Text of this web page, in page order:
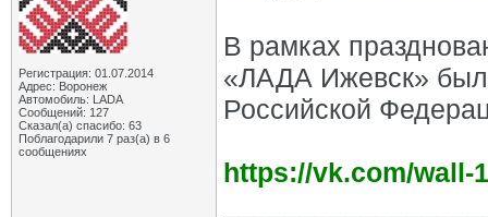
Регистрация: 01.07.2014
Адрес: Воронеж
Автомобиль: LADA
Сообщений: 127
Сказал(а) спасибо: 63
Поблагодарили 7 раз(а) в 6
сообщениях
В рамках
«ЛАДА Ижевск» был
Российской
https://vk.com/wall-